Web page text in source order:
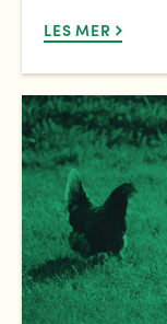
LES MER